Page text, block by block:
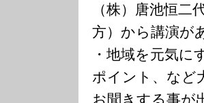
（株）唐池恒二
方）から講演が
・地域を元気
ポイント、など
お聞きする事が